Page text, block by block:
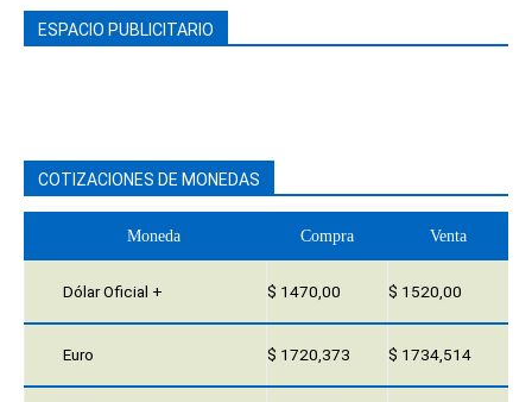
ESPACIO PUBLICITARIO
COTIZACIONES DE MONEDAS
Moneda Compra Venta
Dólar Oficial + $ 1470,00 $ 1520,00
Euro $ 1720,373 $ 1734,514